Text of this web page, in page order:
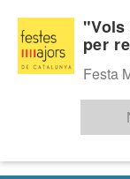
content
Última:
per
Festa